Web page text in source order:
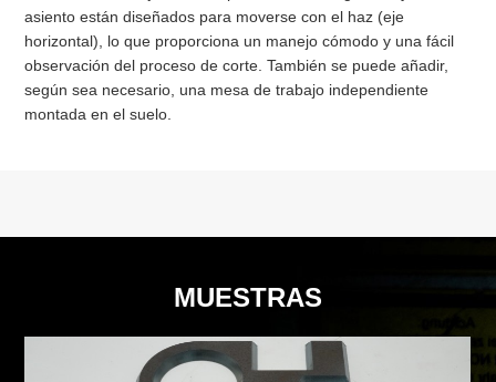
asiento están diseñados para moverse con el haz (eje
horizontal), lo que proporciona un manejo cómodo y una fácil
observación del proceso de corte. También se puede añadir,
según sea necesario, una mesa de trabajo independiente
montada en el suelo.
MUESTRAS